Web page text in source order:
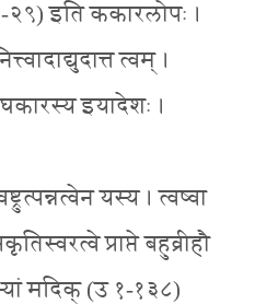
२९) इति ककारलोपः ।
त्वम् ।
इयादेशः ।
यस्य । त्वष्वा
प्राप्ते बहुव्रीहौ
मदिक् (उ १-१३८)